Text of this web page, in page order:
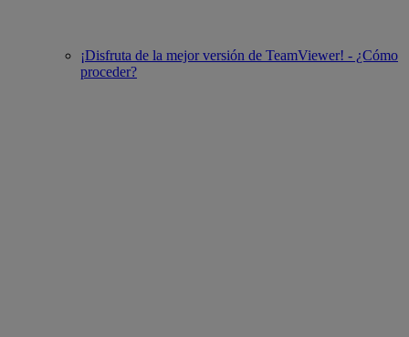
¡Disfruta de la mejor versión de TeamViewer! - ¿Cómo
proceder?